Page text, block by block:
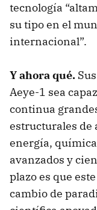
tecnología
su tipo en el
internacional”.
Y ahora qué.
Aeye-1 sea
continua
estructurales de
energía,
avanzados y
plazo es que
cambio de